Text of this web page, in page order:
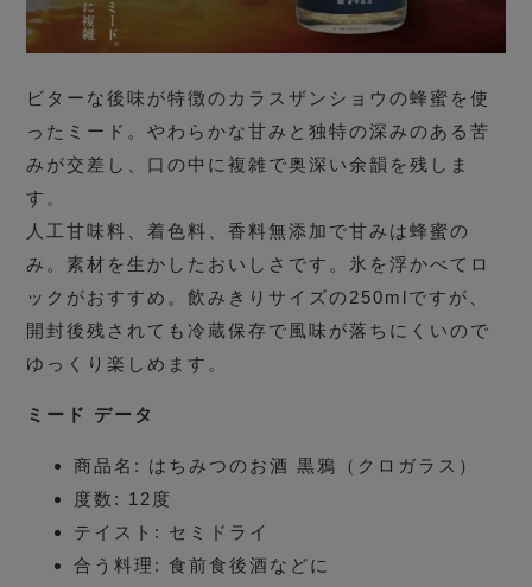
ビターな後味が特徴のカラスザンショウの蜂蜜を使
ったミード。やわらかな甘みと独特の深みのある苦
みが交差し、口の中に複雑で奥深い余韻を残しま
す。
人工甘味料、着色料、香料無添加で甘みは蜂蜜の
み。素材を生かしたおいしさです。氷を浮かべてロ
ックがおすすめ。飲みきりサイズの250mlですが、
開封後残されても冷蔵保存で風味が落ちにくいので
ゆっくり楽しめます。
ミード データ
商品名: はちみつのお酒 黒鴉（クロガラス）
度数: 12度
テイスト: セミドライ
合う料理: 食前食後酒などに